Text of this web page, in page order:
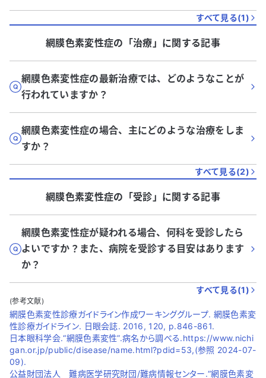
すべて見る(1)
網膜色素変性症の「治療 」に関する記事
網膜色素変性症の最新治療では、どのようなことが
行われていますか？
網膜色素変性症の場合、主にどのような治療をしま
すか？
すべて見る(2)
網膜色素変性症の「受診 」に関する記事
網膜色素変性症が疑われる場合、何科を受診したら
よいですか？また、病院を受診する目安はあります
か？
すべて見る(1)
(参考文献)
網膜色素変性診療ガイドライン作成ワーキンググループ. 網膜色素変
性診療ガイドライン. 日眼会誌. 2016, 120, p.846-861.
日本眼科学会.“網膜色素変性”.病名から調べる.https://www.nichi
gan.or.jp/public/disease/name.html?pdid=53,(参照 2024-07-
09).
公益財団法人 難病医学研究財団/難病情報センター.“網膜色素変